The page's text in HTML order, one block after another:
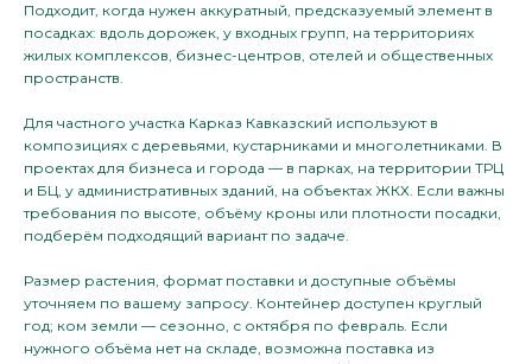
Подходит, когда нужен аккуратный, предсказуемый элемент в
посадках: вдоль дорожек, у входных групп, на территориях
жилых комплексов, бизнес-центров, отелей и общественных
пространств.
Для частного участка Карказ Кавказский используют в
композициях с деревьями, кустарниками и многолетниками. В
проектах для бизнеса и города — в парках, на территории ТРЦ
и БЦ, у административных зданий, на объектах ЖКХ. Если важны
требования по высоте, объёму кроны или плотности посадки,
подберём подходящий вариант по задаче.
Размер растения, формат поставки и доступные объёмы
уточняем по вашему запросу. Контейнер доступен круглый
год; ком земли — сезонно, с октября по февраль. Если
нужного объёма нет на складе, возможна поставка из